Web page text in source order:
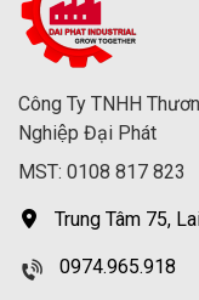
Công Ty TNHH
Nghiệp Đại Phát
MST: 0108 817 823
Trung Tâm 75,
0974.965.918